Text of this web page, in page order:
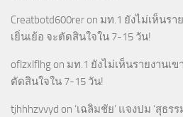
Creatbotd600rer on มท.1 ยังไม่เห็นรา
เยิ่นเย้อ จะตัดสินใจใน 7-15 วัน!
oflzxlflhg on มท.1 ยังไม่เห็นรายงานเข
ตัดสินใจใน 7-15 วัน!
tjhhhzvvyd on ‘เฉลิมชัย’ แจงปม ‘สุธร